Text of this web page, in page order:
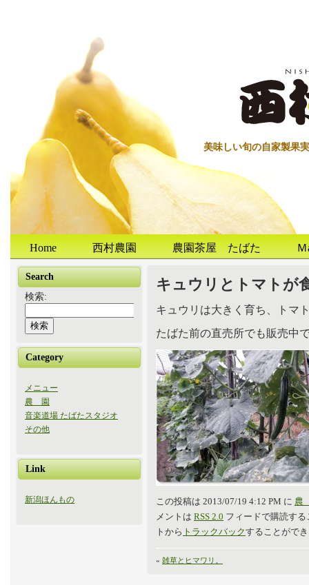
美味しい旬の自家製果
Home 西村農園 農園茶屋 たばた
Search
検索:
Category
メニュー
農 園
音楽道場 たばたスタジオ
その他
Link
新潟ほんもの
キュウリとトマトが
キュウリは大きく育ち、トマ
たばた前の直売所でも販売中
この投稿は 2013/07/19 4:12 PM に 農
メントは RSS 2.0 フィードで購読す
トから トラックバックすることがで
« 雑草とヒマワリ。